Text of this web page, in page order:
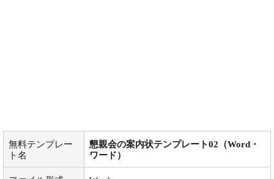
無料テンプレー
ト名
懇親会の案内状テンプレート02（Word・
ワード）